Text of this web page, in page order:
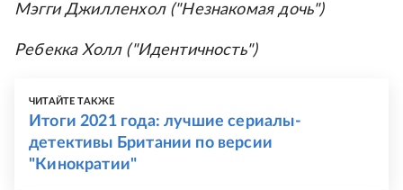
Мэгги Джилленхол ("Незнакомая дочь")
Ребекка Холл ("Идентичность")
ЧИТАЙТЕ ТАКЖЕ
Итоги 2021 года: лучшие сериалы-
детективы Британии по версии
"Кинократии"